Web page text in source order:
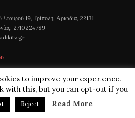
Σταυρού 19, Τρίπολη, Αρκαδία, 22131
2710224789
© 2018 All Rights Reserved
to improve your experience.
with this, but you can opt-out if you
Reject Read More